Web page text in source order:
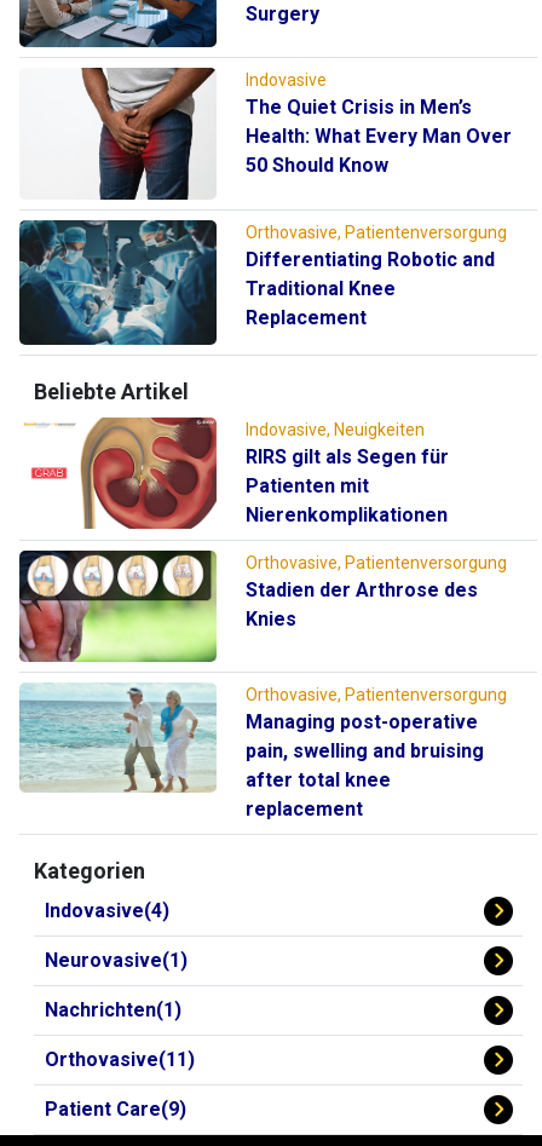
Surgery
Indovasive
The Quiet Crisis in Men’s
Health: What Every Man Over
50 Should Know
Orthovasive, Patientenversorgung
Differentiating Robotic and
Traditional Knee
Replacement
Beliebte Artikel
Indovasive, Neuigkeiten
RIRS gilt als Segen für
Patienten mit
Nierenkomplikationen
Orthovasive, Patientenversorgung
Stadien der Arthrose des
Knies
Orthovasive, Patientenversorgung
Managing post-operative
pain, swelling and bruising
after total knee
replacement
Kategorien
Indovasive(4)
Neurovasive(1)
Nachrichten(1)
Orthovasive(11)
Patient Care(9)